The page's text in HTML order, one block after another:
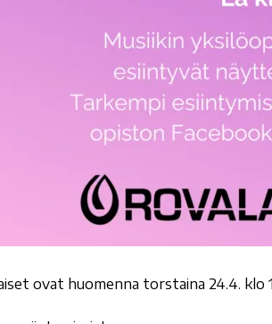
ovat huomenna torstaina 24.4. klo